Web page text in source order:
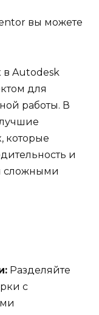
вы можете
в Autodesk
для
работы. В
которые
и
сложными
Разделяйте
с